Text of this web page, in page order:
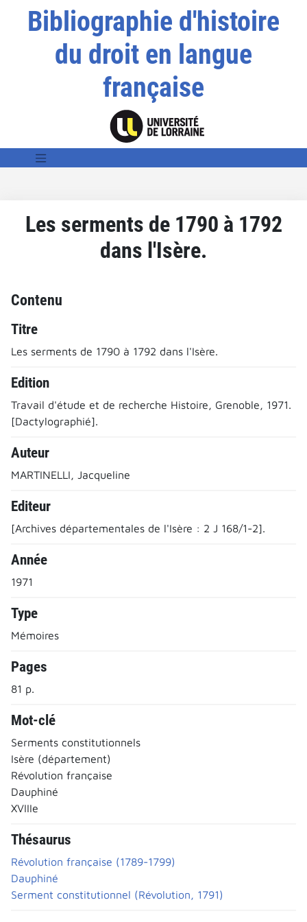
Bibliographie d'histoire
du droit en langue
française
Les serments de 1790 à 1792
dans l'Isère.
Contenu
Titre
Les serments de 1790 à 1792 dans l'Isère.
Edition
Travail d'étude et de recherche Histoire, Grenoble, 1971.
[Dactylographié].
Auteur
MARTINELLI, Jacqueline
Editeur
[Archives départementales de l'Isère : 2 J 168/1-2].
Année
1971
Type
Mémoires
Pages
81 p.
Mot-clé
Serments constitutionnels
Isère (département)
Révolution française
Dauphiné
XVIIIe
Thésaurus
Révolution française (1789-1799)
Dauphiné
Serment constitutionnel (Révolution, 1791)